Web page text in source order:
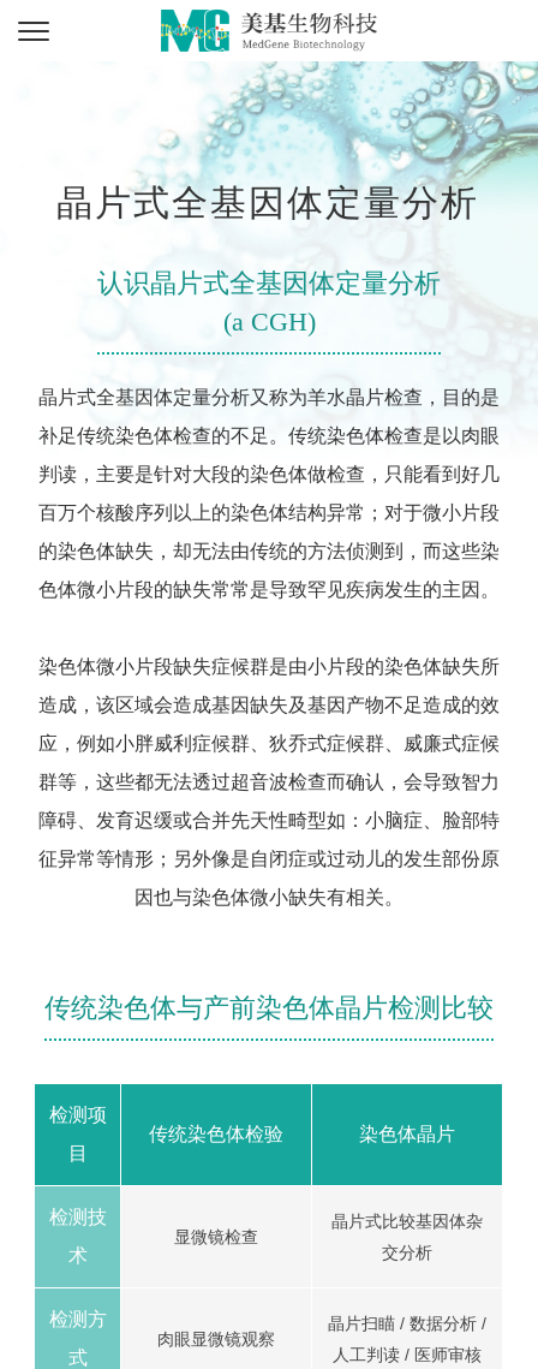
晶片式全基因体定量分析
认识晶片式全基因体定量分析
(a CGH)
晶片式全基因体定量分析又称为羊水晶片检查，目的是
补足传统染色体检查的不足。传统染色体检查是以肉眼
判读，主要是针对大段的染色体做检查，只能看到好几
百万个核酸序列以上的染色体结构异常；对于微小片段
的染色体缺失，却无法由传统的方法侦测到，而这些染
色体微小片段的缺失常常是导致罕见疾病发生的主因。
染色体微小片段缺失症候群是由小片段的染色体缺失所
造成，该区域会造成基因缺失及基因产物不足造成的效
应，例如小胖威利症候群、狄乔式症候群、威廉式症候
群等，这些都无法透过超音波检查而确认，会导致智力
障碍、发育迟缓或合并先天性畸型如：小脑症、脸部特
征异常等情形；另外像是自闭症或过动儿的发生部份原
因也与染色体微小缺失有相关。
传统染色体与产前染色体晶片检测比较
检测项
目
传统染色体检验 染色体晶片
检测技
术
显微镜检查
晶片式比较基因体杂
交分析
检测方
式
肉眼显微镜观察
晶片扫瞄 / 数据分析 /
人工判读 / 医师审核